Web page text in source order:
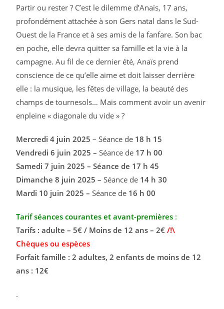
Partir ou rester ? C’est le dilemme d’Anaïs, 17 ans,
profondément attachée à son Gers natal dans le Sud-
Ouest de la France et à ses amis de la fanfare. Son bac
en poche, elle devra quitter sa famille et la vie à la
campagne. Au fil de ce dernier été, Anaïs prend
conscience de ce qu’elle aime et doit laisser derrière
elle : la musique, les fêtes de village, la beauté des
champs de tournesols… Mais comment avoir un avenir
enpleine « diagonale du vide » ?
Mercredi 4 juin2025 – Séance de 18 h 15
Vendredi 6 juin 2025 –Séance de 17 h 00
Samedi 7 juin 2025 – Séance de 17 h 45
Dimanche 8 juin 2025 –Séance de 14 h 30
Mardi 10 juin 2025 –Séance de 16 h 00
Tarif séances courantes et avant-premières :
Tarifs : adulte – 5€ / Moins de 12 ans – 2€/!\
Chèques ou espèces
Forfait famille : 2 adultes, 2 enfants de moins de 12
ans : 12€
.